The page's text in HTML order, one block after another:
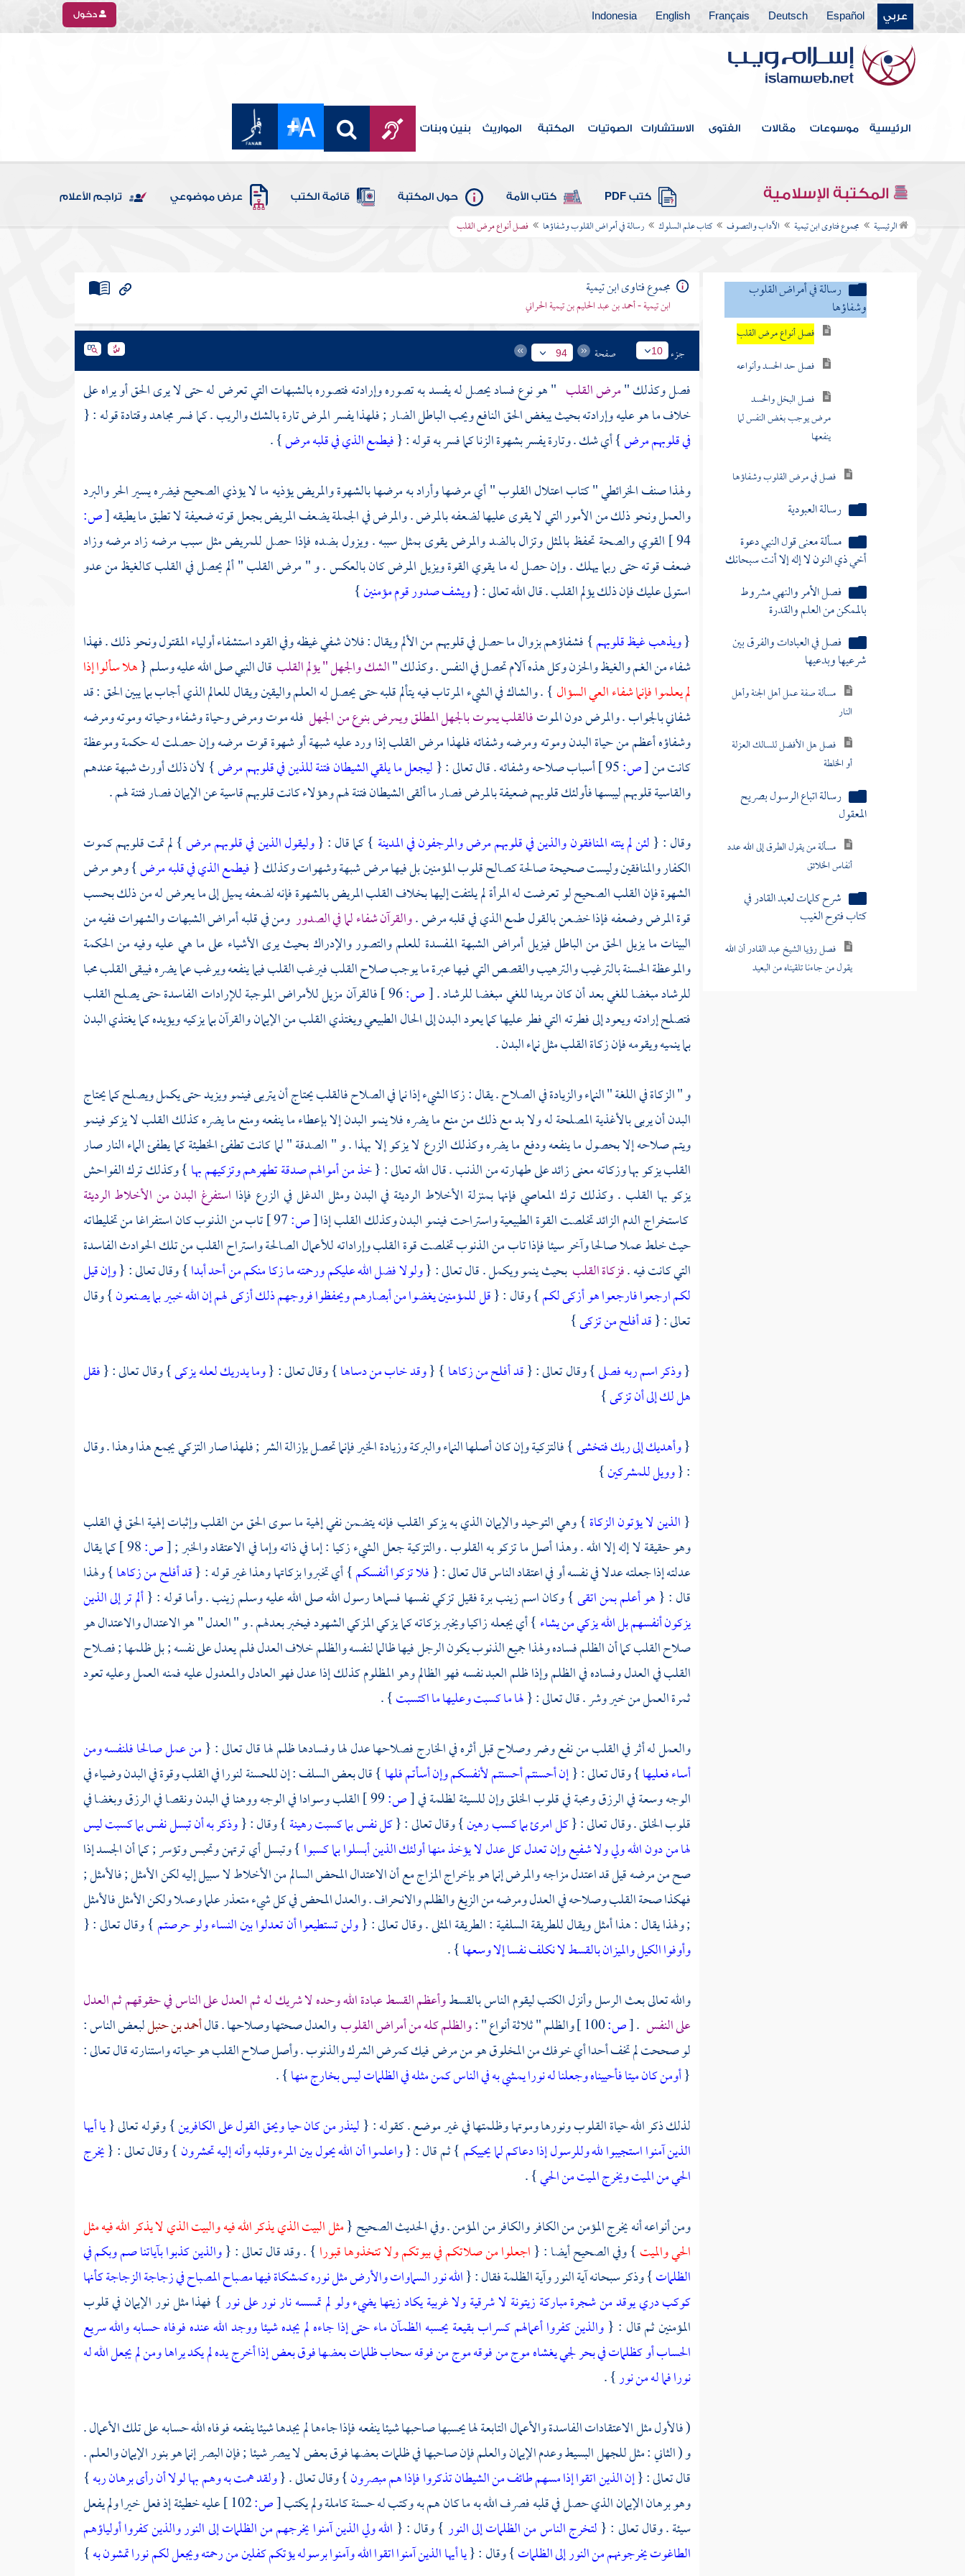
عربي Español
Deutsch
Français
English
Indonesia دخول
الرئيسية موسوعات مقالات الفتوى الاستشارات الصوتيات المكتبة المواريث بنين وبنات
المكتبة الإسلامية كتب PDF كتاب الأمة حول المكتبة قائمة الكتب عرض موضوعي تراجم الأعلام
الرئيسية مجموع فتاوى ابن تيمية الآداب والتصوف كتاب علم السلوك رسالة في أمراض القلوب وشفاؤها فصل أنواع مرض القلب
العقيدة
المنطق
الآداب والتصوف
رسالة التحفة العراقية في
وشفاؤها
فصل أنواع مرض القلب
فصل البخل والحسد
ينفعها
فصل في مرض القلوب وشفاؤها
رسالة العبودية
مسألة معنى قول النبي دعوة
أخي ذي النون لا إله إلا أنت سبحانك
فصل الأمر والنهي مشروط
فصل في العبادات والفرق بين
شرعيها وبدعيها
النار
أو الخلطة
رسالة اتباع الرسول بصريح
المعقول
أنفاس الخلائق
شرح كلمات لعبد القادر في
كتاب فتوح الغيب
يقول من جاءنا تلقيناه من البعيد
علوم الدين وكتاب قوت القلوب
فصل المشروع المستحب في ذكر
الله ودعائه ومراتب الأذكار
مجموع فتاوى ابن تيمية
ابن تيمية - أحمد بن عبد الحليم بن تيمية الحراني
جزء 10 صفحة 94
فصل وكذلك "مرض القلب " هو نوع فساد يحصل له يفسد به تصوره وإرادته فتصوره بالشبهات التي تعرض له حتى لا يرى الحق أو يراه على
خلاف ما هو عليه وإرادته بحيث يبغض الحق النافع ويحب الباطل الضار ; فلهذا يفسر المرض تارة بالشك والريب . كما فسرمجاهدوقتادةقوله : {
في قلوبهم مرض} أي شك . وتارة يفسر بشهوة الزنا كما فسر به قوله : {فيطمع الذي في قلبه مرض} .
ولهذا صنفالخرائطي" كتاب اعتلال القلوب " أي مرضها وأراد به مرضها بالشهوة والمريض يؤذيه ما لا يؤذي الصحيح فيضره يسير الحر والبرد
والعمل ونحو ذلك من الأمور التي لا يقوى عليها لضعفه بالمرض . والمرض في الجملة يضعف المريض بجعل قوته ضعيفة لا تطيق ما يطيقه[ص:
94 ] القوي والصحة تحفظ بالمثل وتزال بالضد والمرض يقوى بمثل سببه . ويزول بضده فإذا حصل للمريض مثل سبب مرضه زاد مرضه وزاد
ضعف قوته حتى ربما يهلك . وإن حصل له ما يقوي القوة ويزيل المرض كان بالعكس . و " مرض القلب " ألم يحصل في القلب كالغيظ من عدو
استولى عليك فإن ذلك يؤلم القلب . قال الله تعالى : {ويشف صدور قوم مؤمنين}
{ويذهب غيظ قلوبهم} فشفاؤهم بزوال ما حصل في قلوبهم من الألم ويقال : فلان شفي غيظه وفي القود استشفاء أولياء المقتول ونحو ذلك . فهذا
شفاء من الغم والغيظ والحزن وكل هذه آلام تحصل في النفس . وكذلك "الشك والجهل " يؤلم القلب قال النبي صلى الله عليه وسلم {هلا سألوا إذا
لم يعلموا فإنما شفاء العي السؤال} . والشاك في الشيء المرتاب فيه يتألم قلبه حتى يحصل له العلم واليقين ويقال للعالم الذي أجاب بما يبين الحق : قد
شفاني بالجواب . والمرض دون الموتفالقلب يموت بالجهل المطلق ويمرض بنوع من الجهل فله موت ومرض وحياة وشفاء وحياته وموته ومرضه
وشفاؤه أعظم من حياة البدن وموته ومرضه وشفائه فلهذا مرض القلب إذا ورد عليه شبهة أو شهوة قوت مرضه وإن حصلت له حكمة وموعظة
كانت من[ص: أسباب صلاحه وشفائه . قال تعالى : {ليجعل ما يلقي الشيطان فتنة للذين في قلوبهم مرض} لأن ذلك أورث شبهة عندهم
والقاسية قلوبهم ليبسها فأولئك قلوبهم ضعيفة بالمرض فصار ما ألقى الشيطان فتنة لهم وهؤلاء كانت قلوبهم قاسية عن الإيمان فصار فتنة لهم .
وقال : {لئن لم ينته المنافقون والذين في قلوبهم مرض والمرجفون في المدينة } كما قال : {وليقول الذين في قلوبهم مرض} لم تمت قلوبهم كموت
الكفار والمنافقين وليست صحيحة صالحة كصالح قلوب المؤمنين بل فيها مرض شبهة وشهوات وكذلك {فيطمع الذي في قلبه مرض} وهو مرض
الشهوة فإن القلب الصحيح لو تعرضت له المرأة لم يلتفت إليها بخلاف القلب المريض بالشهوة فإنه لضعفه يميل إلى ما يعرض له من ذلك بحسب
قوة المرض وضعفه فإذا خضعن بالقول طمع الذي في قلبه مرض .والقرآن شفاء لما في الصدور ومن في قلبه أمراض الشبهات والشهوات ففيه من
البينات ما يزيل الحق من الباطل فيزيل أمراض الشبهة المفسدة للعلم والتصور والإدراك بحيث يرى الأشياء على ما هي عليه وفيه من الحكمة
والموعظة الحسنة بالترغيب والترهيب والقصص التي فيها عبرة ما يوجب صلاح القلب فيرغب القلب فيما ينفعه ويرغب عما يضره فيبقى القلب محبا
للرشاد مبغضا للغي بعد أن كان مريدا للغي مبغضا للرشاد .[ص:
فالقرآن مزيل للأمراض الموجبة للإرادات الفاسدة حتى يصلح القلب
فتصلح إرادته ويعود إلى فطرته التي فطر عليها كما يعود البدن إلى الحال الطبيعي ويغتذي القلب من الإيمان والقرآن بما يزكيه ويؤيده كما يغتذي البدن
بما ينميه ويقومه فإن زكاة القلب مثل نماء البدن .
و " الزكاة في اللغة " النماء والزيادة في الصلاح . يقال : زكا الشيء إذا نما في الصلاح فالقلب يحتاج أن يتربى فينمو ويزيد حتى يكمل ويصلح كما يحتاج
البدن أن يربى بالأغذية المصلحة له ولا بد مع ذلك من منع ما يضره فلا ينمو البدن إلا بإعطاء ما ينفعه ومنع ما يضره كذلك القلب لا يزكو فينمو
ويتم صلاحه إلا بحصول ما ينفعه ودفع ما يضره وكذلك الزرع لا يزكو إلا بهذا . و " الصدقة " لما كانت تطفئ الخطيئة كما يطفئ الماء النار صار
القلب يزكو بها وزكاته معنى زائد على طهارته من الذنب . قال الله تعالى : {خذ من أموالهم صدقة تطهرهم وتزكيهم بها} وكذلك ترك الفواحش
يزكو بها القلب . وكذلك ترك المعاصي فإنها بمنزلة الأخلاط الرديئة في البدن ومثل الدغل في الزرع فإذا استفرغ البدن من الأخلاط الرديئة
كاستخراج الدم الزائد تخلصت القوة الطبيعية واستراحت فينمو البدن وكذلك القلب إذا[ص:
تاب من الذنوب كان استفراغا من تخليطاته
حيث خلط عملا صالحا وآخر سيئا فإذا تاب من الذنوب تخلصت قوة القلب وإراداته للأعمال الصالحة واستراح القلب من تلك الحوادث الفاسدة
التي كانت فيه .فزكاة القلب بحيث ينمو ويكمل . قال تعالى : {ولولا فضل الله عليكم ورحمته ما زكا منكم من أحد أبدا} وقال تعالى : {وإن قيل
لكم ارجعوا فارجعوا هو أزكى لكم} وقال : {قل للمؤمنين يغضوا من أبصارهم ويحفظوا فروجهم ذلك أزكى لهم إن الله خبير بما يصنعون} وقال
تعالى : {قد أفلح من تزكى}
{وذكر اسم ربه فصلى} وقال تعالى : {قد أفلح من زكاها} {وقد خاب من دساها} وقال تعالى : {وما يدريك لعله يزكى} وقال تعالى : {فقل
هل لك إلى أن تزكى}
{وأهديك إلى ربك فتخشى} فالتزكية وإن كان أصلها النماء والبركة وزيادة الخير فإنما تحصل بإزالة الشر ; فلهذا صار التزكي يجمع هذا وهذا . وقال
: {وويل للمشركين}
{الذين لا يؤتون الزكاة} وهي التوحيد والإيمان الذي به يزكو القلب فإنه يتضمن نفي إلهية ما سوى الحق من القلب وإثبات إلهية الحق في القلب
وهو حقيقة لا إله إلا الله . وهذا أصل ما تزكو به القلوب . والتزكية جعل الشيء زكيا : إما في ذاته وإما في الاعتقاد والخبر ;[ص:
كما يقال
عدلته إذا جعلته عدلا في نفسه أو في اعتقاد الناس قال تعالى : {فلا تزكوا أنفسكم} أي تخبروا بزكاتها وهذا غير قوله : {قد أفلح من زكاها} ولهذا
قال : {هو أعلم بمن اتقى} وكان اسمزينببرةفقيل تزكي نفسها فسماها رسول الله صلى الله عليه وسلمزينب. وأما قوله : {ألم تر إلى الذين
يزكون أنفسهم بل الله يزكي من يشاء} أي يجعله زاكيا ويخبر بزكاته كما يزكي المزكي الشهود فيخبر بعدلهم . و " العدل " هو الاعتدال والاعتدال هو
صلاح القلب كما أن الظلم فساده ولهذا جميع الذنوب يكون الرجل فيها ظالما لنفسه والظلم خلاف العدل فلم يعدل على نفسه ; بل ظلمها ; فصلاح
القلب في العدل وفساده في الظلم وإذا ظلم العبد نفسه فهو الظالم وهو المظلوم كذلك إذا عدل فهو العادل والمعدول عليه فمنه العمل وعليه تعود
ثمرة العمل من خير وشر . قال تعالى : {لها ما كسبت وعليها ما اكتسبت} .
والعمل له أثر في القلب من نفع وضر وصلاح قبل أثره في الخارج فصلاحها عدل لها وفسادها ظلم لها قال تعالى : {من عمل صالحا فلنفسه ومن
أساء فعليها} وقال تعالى : {إن أحسنتم أحسنتم لأنفسكم وإن أسأتم فلها} قال بعضالسلف: إن للحسنة لنورا في القلب وقوة في البدن وضياء في
الوجه وسعة في الرزق ومحبة في قلوب الخلق وإن للسيئة لظلمة في[ص:
القلب وسوادا في الوجه ووهنا في البدن ونقصا في الرزق وبغضا في
قلوب الخلق . وقال تعالى : {كل امرئ بما كسب رهين} وقال تعالى : {كل نفس بما كسبت رهينة} وقال : {وذكر به أن تبسل نفس بما كسبت ليس
لها من دون الله ولي ولا شفيع وإن تعدل كل عدل لا يؤخذ منها أولئك الذين أبسلوا بما كسبوا} وتبسل أي ترتهن وتحبس وتؤسر ; كما أن الجسد إذا
صح من مرضه قيل قد اعتدل مزاجه والمرض إنما هو بإخراج المزاج مع أن الاعتدال المحض السالم من الأخلاط لا سبيل إليه لكن الأمثل ; فالأمثل ;
فهكذا صحة القلب وصلاحه في العدل ومرضه من الزيغ والظلم والانحراف . والعدل المحض في كل شيء متعذر علما وعملا ولكن الأمثل فالأمثل
; ولهذا يقال : هذا أمثل ويقال للطريقة السلفية : الطريقة المثلى . وقال تعالى : {ولن تستطيعوا أن تعدلوا بين النساء ولو حرصتم} وقال تعالى : {
وأوفوا الكيل والميزان بالقسط لا نكلف نفسا إلا وسعها} .
والله تعالى بعث الرسل وأنزل الكتب ليقوم الناس بالقسطوأعظم القسط عبادة الله وحده لا شريك له ثم العدل على الناس في حقوقهم ثم العدل
على النفس .
[ص: والظلم " ثلاثة أنواع " :والظلم كله من أمراض القلوبوالعدل صحتها وصلاحها . قالأحمد بن حنبللبعض الناس :
لو صححت لم تخف أحدا أي خوفك من المخلوق هو من مرض فيك كمرض الشرك والذنوب . وأصل صلاح القلب هو حياته واستنارته قال تعالى :
{أومن كان ميتا فأحييناه وجعلنا له نورا يمشي به في الناس كمن مثله في الظلمات ليس بخارج منها} .
لذلك ذكر الله حياة القلوب ونورها وموتها وظلمتها في غير موضع . كقوله : {لينذر من كان حيا ويحق القول على الكافرين} وقوله تعالى {يا أيها
الذين آمنوا استجيبوا لله وللرسول إذا دعاكم لما يحييكم} ثم قال : {واعلموا أن الله يحول بين المرء وقلبه وأنه إليه تحشرون} وقال تعالى : {يخرج
الحي من الميت ويخرج الميت من الحي} .
ومن أنواعه أنه يخرج المؤمن من الكافر والكافر من المؤمن . وفي الحديث الصحيح {مثل البيت الذي يذكر الله فيه والبيت الذي لا يذكر الله فيه مثل
الحي والميت} وفي الصحيح أيضا : {اجعلوا من صلاتكم في بيوتكم ولا تتخذوها قبورا} . وقد قال تعالى : {والذين كذبوا بآياتنا صم وبكم في
الظلمات} وذكر سبحانه آية النور وآية الظلمة فقال : {الله نور السماوات والأرض مثل نوره كمشكاة فيها مصباح المصباح في زجاجة الزجاجة كأنها
كوكب دري يوقد من شجرة مباركة زيتونة لا شرقية ولا غربية يكاد زيتها يضيء ولو لم تمسسه نار نور على نور} فهذا مثل نور الإيمان في قلوب
المؤمنين ثم قال : {والذين كفروا أعمالهم كسراب بقيعة يحسبه الظمآن ماء حتى إذا جاءه لم يجده شيئا ووجد الله عنده فوفاه حسابه والله سريع
الحسابأو كظلمات في بحر لجي يغشاه موج من فوقه موج من فوقه سحاب ظلمات بعضها فوق بعض إذا أخرج يده لم يكد يراها ومن لم يجعل الله له
نورا فما له من نور} .
( فالأول مثل الاعتقادات الفاسدة والأعمال التابعة لها يحسبها صاحبها شيئا ينفعه فإذا جاءها لم يجدها شيئا ينفعه فوفاه الله حسابه على تلك الأعمال .
و ( الثاني : مثل للجهل البسيط وعدم الإيمان والعلم فإن صاحبها في ظلمات بعضها فوق بعض لا يبصر شيئا ; فإن البصر إنما هو بنور الإيمان والعلم .
قال تعالى : {إن الذين اتقوا إذا مسهم طائف من الشيطان تذكروا فإذا هم مبصرون} وقال تعالى . {ولقد همت به وهم بها لولا أن رأى برهان ربه}
وهو برهان الإيمان الذي حصل في قلبه فصرف الله به ما كان هم به وكتب له حسنة كاملة ولم يكتب[ص:
عليه خطيئة إذ فعل خيرا ولم يفعل
سيئة . وقال تعالى : {لتخرج الناس من الظلمات إلى النور} وقال : {الله ولي الذين آمنوا يخرجهم من الظلمات إلى النور والذين كفروا أولياؤهم
الطاغوت يخرجونهم من النور إلى الظلمات} وقال : {يا أيها الذين آمنوا اتقوا الله وآمنوا برسوله يؤتكم كفلين من رحمته ويجعل لكم نورا تمشون به}